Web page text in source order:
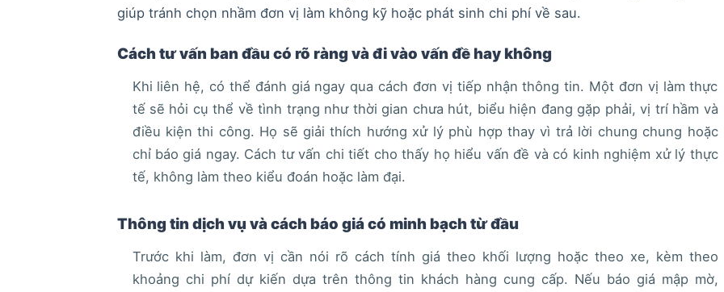
giúp tránh chọn nhầm đơn vị làm không kỹ hoặc phát sinh chi phí về sau.
Cách tư vấn ban đầu có rõ ràng và đi vào vấn đề hay không
Khi liên hệ, có thể đánh giá ngay qua cách đơn vị tiếp nhận thông tin. Một đơn vị làm thực
tế sẽ hỏi cụ thể về tình trạng như thời gian chưa hút, biểu hiện đang gặp phải, vị trí hầm và
điều kiện thi công. Họ sẽ giải thích hướng xử lý phù hợp thay vì trả lời chung chung hoặc
chỉ báo giá ngay. Cách tư vấn chi tiết cho thấy họ hiểu vấn đề và có kinh nghiệm xử lý thực
tế, không làm theo kiểu đoán hoặc làm đại.
Thông tin dịch vụ và cách báo giá có minh bạch từ đầu
Trước khi làm, đơn vị cần nói rõ cách tính giá theo khối lượng hoặc theo xe, kèm theo
khoảng chi phí dự kiến dựa trên thông tin khách hàng cung cấp. Nếu báo giá mập mờ,